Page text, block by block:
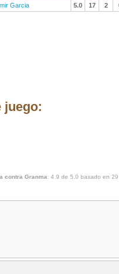
Garcia
5.0 17 2
juego:
contra Granma: 4.9 de 5.0 basado en 29